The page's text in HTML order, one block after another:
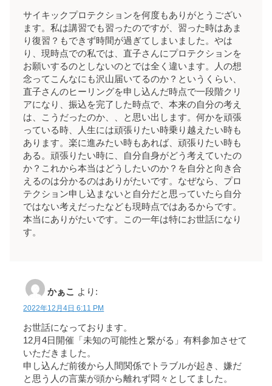
サイキックプロテクションを何度もありがとうござい
ます。私は講習でも習ったのですが、習った時はあま
り復習？もできず時間が過ぎてしまいました。やは
り、現時点での私では、直子さんにプロテクションを
お願いするのとしないのとでは全く違います。人の想
念ってこんなにも沢山届いてるのか？というくらい、
直子さんのヒーリングを申し込んだ時点で一段階クリ
アになり、振込を完了した時点で、本来の自分の考え
は、こうだったのか、、と思い出します。何かを頑張
っている時、人生には頑張りたい時乗り越えたい時も
あります。楽に進みたい時もあれば、頑張りたい時も
ある。頑張りたい時に、自分自身がどう考えていたの
か？これから本当はどうしたいのか？を自分と向き合
えるのは分かるのはありがたいです。なぜなら、プロ
テクション申し込まないと自分だと思っていたら自分
ではない考えだったなども現時点ではあるからです。
本当にありがたいです。この一年は特にお世話になり
す。
かぁこ より:
2022年12月4日 6:11 PM
お世話になっております。
12月4日開催「未知の可能性と繋がる」有料参加させて
いただきました。
申し込んだ前後から人間関係でトラブルが起き、嫌だ
と思う人の言葉が頭から離れず悶々としてました。